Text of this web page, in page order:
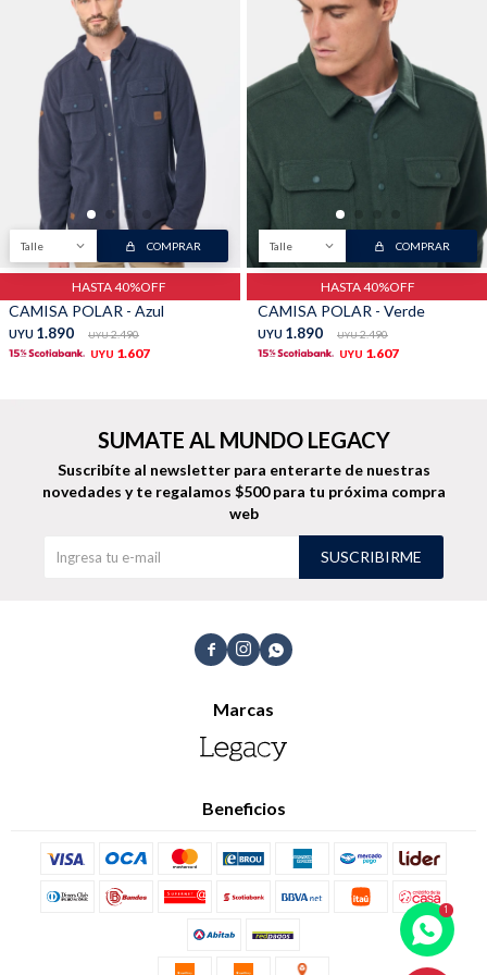
Talle COMPRAR
HASTA 40%OFF
CAMISA POLAR - Azul
UYU 1.890 UYU 2.490
UYU 1.607
Talle COMPRAR
HASTA 40%OFF
CAMISA POLAR - Verde
UYU 1.890 UYU 2.490
UYU 1.607
  
Marcas
Beneficios
SUMATE AL MUNDO LEGACY
Suscribíte al newsletter para enterarte de nuestras
novedades y te regalamos $500 para tu próxima compra
web
SUSCRIBIRME
Buzos Pantalones
Camperas Chalecos
Shorts
Calzado
Bolsos y valijas Accesorios